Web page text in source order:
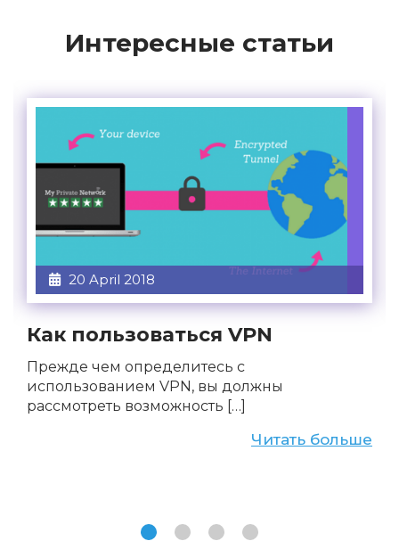
Интересные статьи
20 April 2018
Как пользоваться VPN
Прежде чем определитесь с
использованием VPN, вы должны
рассмотреть возможность […]
Читать больше